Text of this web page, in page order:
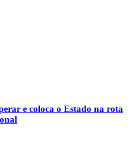
e coloca o Estado na rota